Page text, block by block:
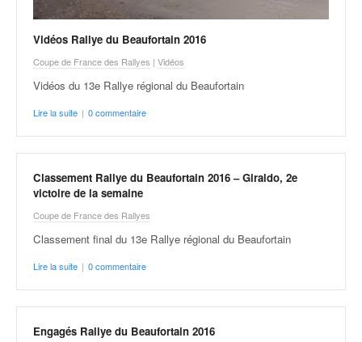
Vidéos Rallye du Beaufortain 2016
Coupe de France des Rallyes | Vidéos
Vidéos du 13e Rallye régional du Beaufortain
Lire la suite | 0 commentaire
Classement Rallye du Beaufortain 2016 – Giraldo, 2e
victoire de la semaine
Coupe de France des Rallyes
Classement final du 13e Rallye régional du Beaufortain
Lire la suite | 0 commentaire
Engagés Rallye du Beaufortain 2016